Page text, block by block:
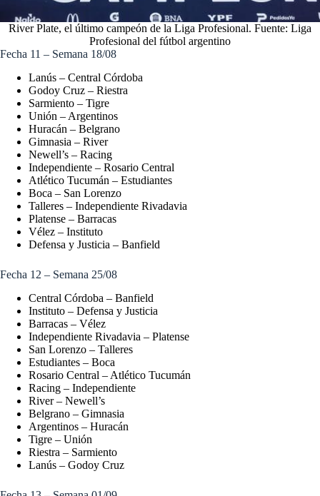
River Plate, el último campeón de la Liga Profesional. Fuente: Liga
Profesional del fútbol argentino
Fecha 11 – Semana 18/08
Lanús – Central Córdoba
Godoy Cruz – Riestra
Sarmiento – Tigre
Unión – Argentinos
Huracán – Belgrano
Gimnasia – River
Newell’s – Racing
Independiente – Rosario Central
Atlético Tucumán – Estudiantes
Boca – San Lorenzo
Talleres – Independiente Rivadavia
Platense – Barracas
Vélez – Instituto
Defensa y Justicia – Banfield
Fecha 12 – Semana 25/08
Central Córdoba – Banfield
Instituto – Defensa y Justicia
Barracas – Vélez
Independiente Rivadavia – Platense
San Lorenzo – Talleres
Estudiantes – Boca
Rosario Central – Atlético Tucumán
Racing – Independiente
River – Newell’s
Belgrano – Gimnasia
Argentinos – Huracán
Tigre – Unión
Riestra – Sarmiento
Lanús – Godoy Cruz